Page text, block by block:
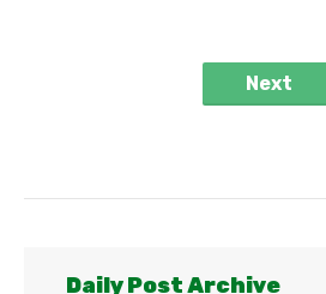
Next
Daily Post Archive